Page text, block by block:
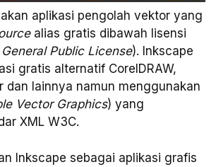
aplikasi pengolah vektor yang
alias gratis dibawah lisensi
General Public License). Inkscape
gratis alternatif CorelDRAW,
dan lainnya namun menggunakan
Vector Graphics) yang
XML W3C.
Inkscape sebagai aplikasi grafis